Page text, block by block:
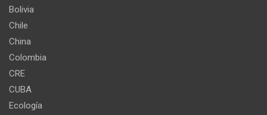
Bolivia
Chile
China
Colombia
CRE
CUBA
Ecología